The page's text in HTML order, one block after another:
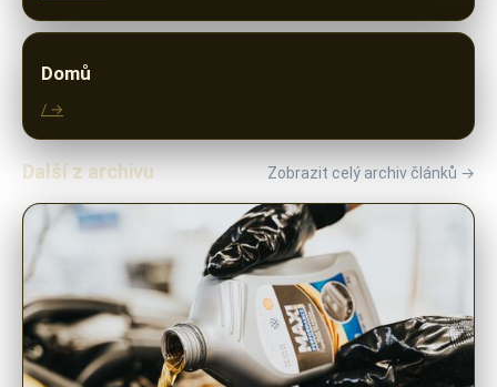
Domů
/ →
Další z archivu Zobrazit celý archiv článků →